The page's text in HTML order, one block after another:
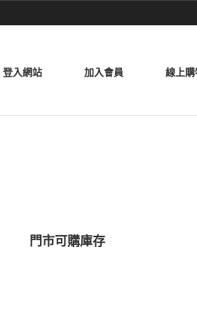
登入網站 加入會員 線上
門市可購庫存